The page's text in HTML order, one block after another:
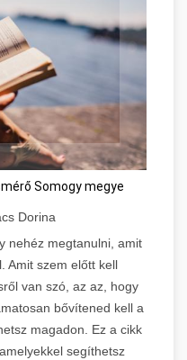
Somogy megye
Dorina
nehéz megtanulni, amit
Amit szem előtt kell
van szó, az az, hogy
bővítened kell a
magadon. Ez a cikk
segíthetsz